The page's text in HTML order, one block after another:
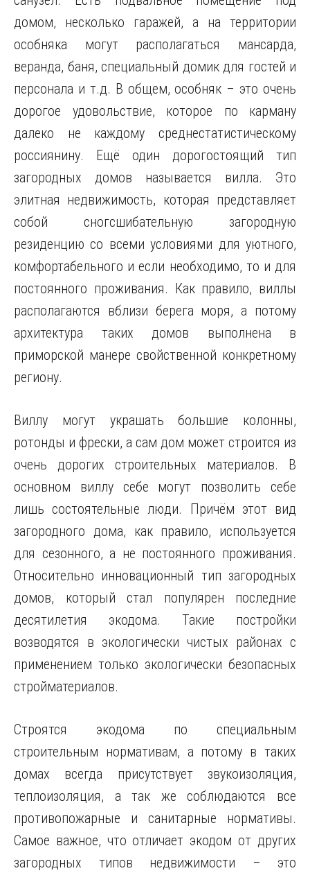
домом, несколько гаражей, а на территории
особняка могут располагаться мансарда,
веранда, баня, специальный домик для гостей и
персонала и т.д. В общем, особняк – это очень
дорогое удовольствие, которое по карману
далеко не каждому среднестатистическому
россиянину. Ещё один дорогостоящий тип
загородных домов называется вилла. Это
элитная недвижимость, которая представляет
собой сногсшибательную загородную
резиденцию со всеми условиями для уютного,
комфортабельного и если необходимо, то и для
постоянного проживания. Как правило, виллы
располагаются вблизи берега моря, а потому
архитектура таких домов выполнена в
приморской манере свойственной конкретному
региону.
Виллу могут украшать большие колонны,
ротонды и фрески, а сам дом может строится из
очень дорогих строительных материалов. В
основном виллу себе могут позволить себе
лишь состоятельные люди. Причём этот вид
загородного дома, как правило, используется
для сезонного, а не постоянного проживания.
Относительно инновационный тип загородных
домов, который стал популярен последние
десятилетия экодома. Такие постройки
возводятся в экологически чистых районах с
применением только экологически безопасных
стройматериалов.
Строятся экодома по специальным
строительным нормативам, а потому в таких
домах всегда присутствует звукоизоляция,
теплоизоляция, а так же соблюдаются все
противопожарные и санитарные нормативы.
Самое важное, что отличает экодом от других
загородных типов недвижимости – это